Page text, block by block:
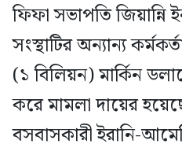
ফিফা সভাপতি জিয়ান্নি
সংস্থাটির অন্যান্য
(১ বিলিয়ন) মার্কিন
করে মামলা দায়ের
বসবাসকারী ইরানি-